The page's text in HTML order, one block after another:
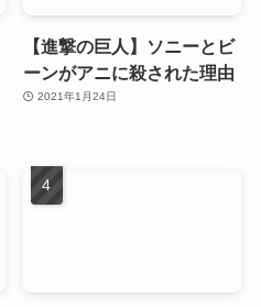
【進撃の巨人】ソニーとビ
ーンがアニに殺された理由
2021年1月24日